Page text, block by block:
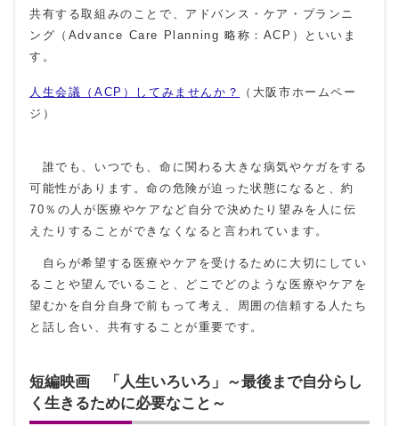
共有する取組みのことで、アドバンス・ケア・プランニ
ング（Advance Care Planning 略称：ACP）といいま
す。
人生会議（ACP）してみませんか？
（大阪市ホームペー
ジ）
誰でも、いつでも、命に関わる大きな病気やケガをする
可能性があります。命の危険が迫った状態になると、約
70％の人が医療やケアなど自分で決めたり望みを人に伝
えたりすることができなくなると言われています。
自らが希望する医療やケアを受けるために大切にしてい
ることや望んでいること、どこでどのような医療やケアを
望むかを自分自身で前もって考え、周囲の信頼する人たち
と話し合い、共有することが重要です。
短編映画 「人生いろいろ」～最後まで自分らし
く生きるために必要なこと～